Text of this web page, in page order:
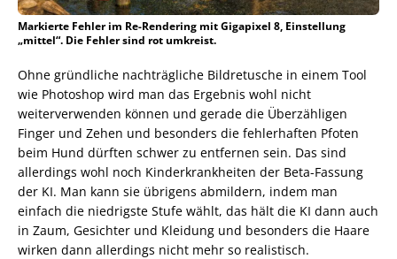
Markierte Fehler im Re-Rendering mit Gigapixel 8, Einstellung
„mittel“. Die Fehler sind rot umkreist.
Ohne gründliche nachträgliche Bildretusche in einem Tool
wie Photoshop wird man das Ergebnis wohl nicht
weiterverwenden können und gerade die Überzähligen
Finger und Zehen und besonders die fehlerhaften Pfoten
beim Hund dürften schwer zu entfernen sein. Das sind
allerdings wohl noch Kinderkrankheiten der Beta-Fassung
der KI. Man kann sie übrigens abmildern, indem man
einfach die niedrigste Stufe wählt, das hält die KI dann auch
in Zaum, Gesichter und Kleidung und besonders die Haare
wirken dann allerdings nicht mehr so realistisch.